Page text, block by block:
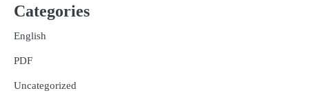
Categories
English
PDF
Uncategorized